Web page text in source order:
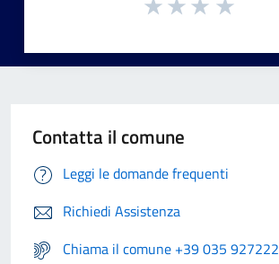
Contatta il comune
Leggi le domande frequenti
Richiedi Assistenza
Chiama il comune +39 035 927222